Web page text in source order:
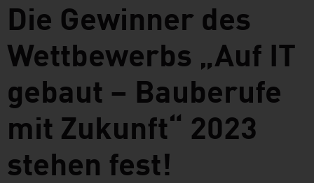
Die Gewinner des
Wettbewerbs „Auf IT
gebaut – Bauberufe
mit Zukunft“ 2023
stehen fest!